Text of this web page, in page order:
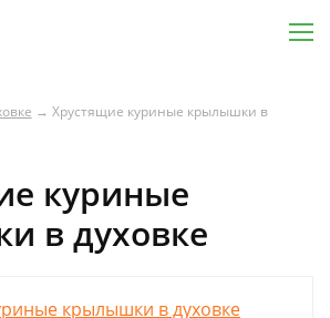
→ Хрустящие куриные крылышки в
куриные
в духовке